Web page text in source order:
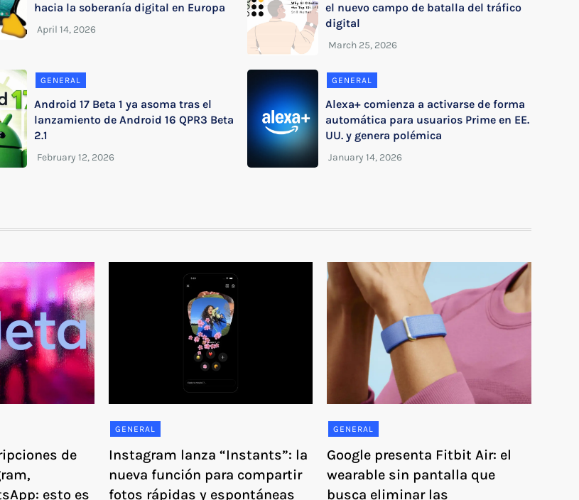
hacia la soberanía digital en Europa
el nuevo campo de batalla del tráfico
digital
GENERAL
Android 17 Beta 1 ya asoma tras el
lanzamiento de Android 16 QPR3 Beta
2.1
GENERAL
Alexa+ comienza a activarse de forma
automática para usuarios Prime en EE.
UU. y genera polémica
de
esto es
GENERAL
Instagram lanza “Instants”: la
nueva función para compartir
fotos rápidas y espontáneas
GENERAL
Google presenta Fitbit Air: el
wearable sin pantalla que
busca eliminar las